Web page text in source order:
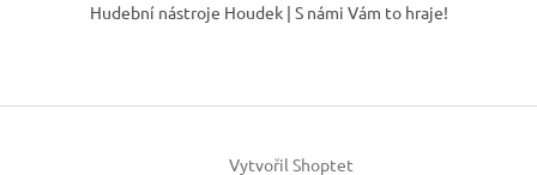
í
Hudební nástroje Houdek | S námi Vám to hraje!
Vytvořil Shoptet